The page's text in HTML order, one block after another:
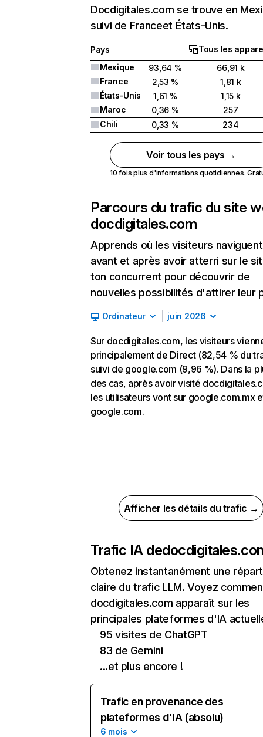
Docdigitales.com se trouve en
suivi de Franceet États-Unis.
Pays
Tous les
Mexique
93,64 %
66,91 k
France
2,53 %
1,81 k
États-Unis
1,61 %
1,15 k
Maroc
0,36 %
257
Chili
0,33 % 234
Voir tous les pays →
10 fois plus d'informations quotidiennes.
Parcours du trafic du site
docdigitales.com
Apprends où les visiteurs naviguent
avant et après avoir atterri sur le
ton concurrent pour découvrir de
nouvelles possibilités d'attirer leur
Ordinateur juin 2026
Sur docdigitales.com, les visiteurs
principalement de Direct (82,54 % du
suivi de google.com (9,96 %). Dans la
des cas, après avoir visité
les utilisateurs vont sur google.com.mx
google.com.
Afficher les détails du trafic →
Trafic IA de
Obtenez instantanément une
claire du trafic LLM. Voyez
docdigitales.com apparaît sur les
principales plateformes d'IA
95 visites de ChatGPT
83 de Gemini
...et plus encore !
Trafic en provenance des
plateformes d'IA (absolu)
6 mois